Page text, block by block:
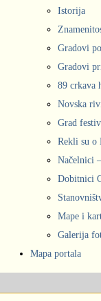
Istorija
Gradovi
Gradovi
89 crkava
Novska
Grad
Rekli su o
Načelnici
Dobitnici
Mape i
Galerija
Mapa portala